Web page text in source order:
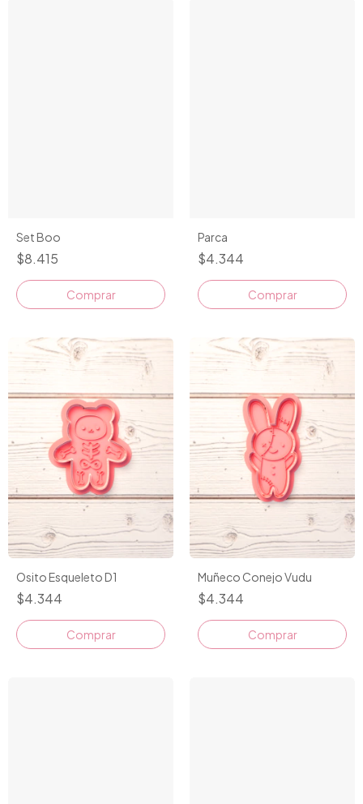
Set Boo
$8.415
Comprar
Parca
$4.344
Comprar
Osito Esqueleto D1
$4.344
Comprar
Muñeco Conejo Vudu
$4.344
Comprar